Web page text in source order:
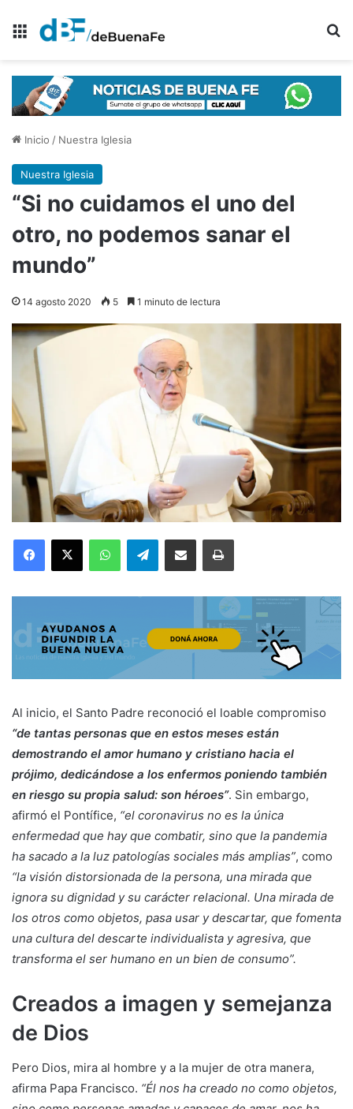
Menú
Inicio / Nuestra Iglesia
Nuestra Iglesia
“Si no cuidamos el uno del
otro, no podemos sanar el
mundo”
14 agosto 2020 5 1 minuto de lectura
Telegram
Al inicio, el Santo Padre reconoció el loable compromiso
“de tantas personas que en estos meses están
demostrando el amor humano y cristiano hacia el
prójimo, dedicándose a los enfermos poniendo también
en riesgo su propia salud: son héroes”. Sin embargo,
afirmó el Pontífice, “el coronavirus no es la única
enfermedad que hay que combatir, sino que la pandemia
ha sacado a la luz patologías sociales más amplias”, como
“la visión distorsionada de la persona, una mirada que
ignora su dignidad y su carácter relacional. Una mirada de
los otros como objetos, pasa usar y descartar, que fomenta
una cultura del descarte individualista y agresiva, que
transforma el ser humano en un bien de consumo”.
Creados a imagen y semejanza
de Dios
Pero Dios, mira al hombre y a la mujer de otra manera,
afirma Papa Francisco. “Él nos ha creado no como objetos,